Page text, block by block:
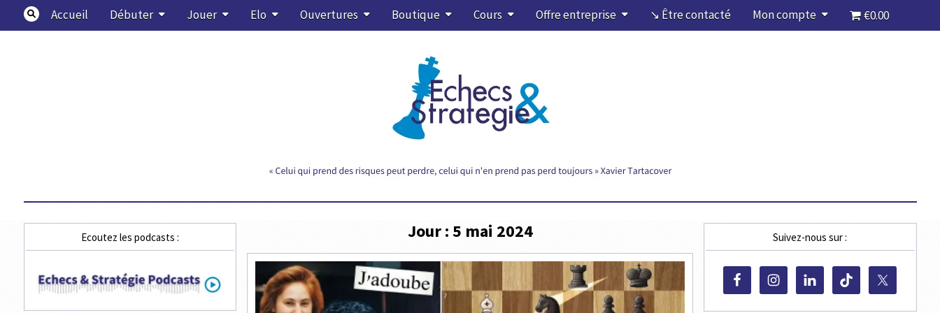
content
Accueil Débuter Jouer Elo Ouvertures Boutique Cours Offre entreprise ↘ Être contacté Mon compte €0.00
Jour :5 mai 2024
Ecoutez les podcasts : Suivez-nous sur :